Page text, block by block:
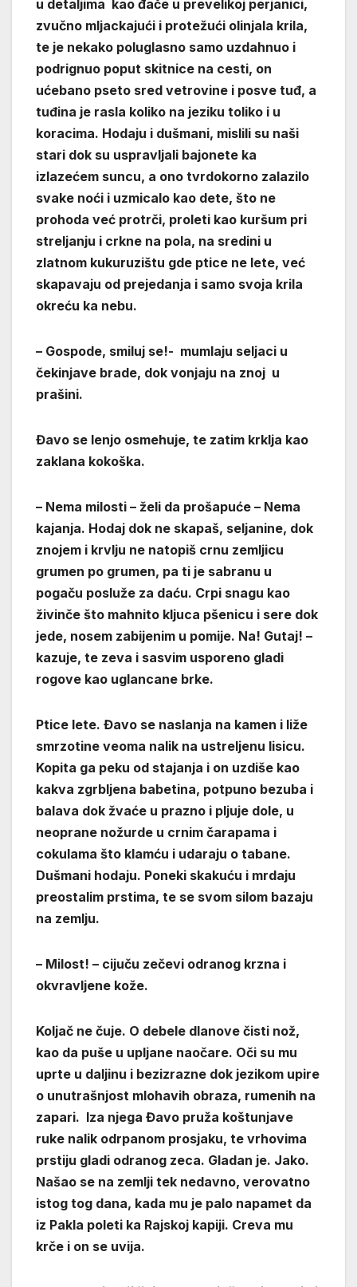
u detaljima kao đače u prevelikoj perjanici,
zvučno mljackajući i protežući olinjala krila,
te je nekako poluglasno samo uzdahnuo i
podrignuo poput skitnice na cesti, on
ućebano pseto sred vetrovine i posve tuđ, a
tuđina je rasla koliko na jeziku toliko i u
koracima. Hodaju i dušmani, mislili su naši
stari dok su uspravljali bajonete ka
izlazećem suncu, a ono tvrdokorno zalazilo
svake noći i uzmicalo kao dete, što ne
prohoda već protrči, proleti kao kuršum pri
streljanju i crkne na pola, na sredini u
zlatnom kukuruzištu gde ptice ne lete, već
skapavaju od prejedanja i samo svoja krila
okreću ka nebu.
– Gospode, smiluj se!- mumlaju seljaci u
čekinjave brade, dok vonjaju na znoj u
prašini.
Đavo se lenjo osmehuje, te zatim krklja kao
zaklana kokoška.
– Nema milosti – želi da prošapuće – Nema
kajanja. Hodaj dok ne skapaš, seljanine, dok
znojem i krvlju ne natopiš crnu zemljicu
grumen po grumen, pa ti je sabranu u
pogaču posluže za daću. Crpi snagu kao
živinče što mahnito kljuca pšenicu i sere dok
jede, nosem zabijenim u pomije. Na! Gutaj! –
kazuje, te zeva i sasvim usporeno gladi
rogove kao uglancane brke.
Ptice lete. Đavo se naslanja na kamen i liže
smrzotine veoma nalik na ustreljenu lisicu.
Kopita ga peku od stajanja i on uzdiše kao
kakva zgrbljena babetina, potpuno bezuba i
balava dok žvaće u prazno i pljuje dole, u
neoprane nožurde u crnim čarapama i
cokulama što klamću i udaraju o tabane.
Dušmani hodaju. Poneki skakuću i mrdaju
preostalim prstima, te se svom silom bazaju
na zemlju.
– Milost! – cijuču zečevi odranog krzna i
okvravljene kože.
Koljač ne čuje. O debele dlanove čisti nož,
kao da puše u upljane naočare. Oči su mu
uprte u daljinu i bezizrazne dok jezikom upire
o unutrašnjost mlohavih obraza, rumenih na
zapari. Iza njega Đavo pruža koštunjave
ruke nalik odrpanom prosjaku, te vrhovima
prstiju gladi odranog zeca. Gladan je. Jako.
Našao se na zemlji tek nedavno, verovatno
istog tog dana, kada mu je palo napamet da
iz Pakla poleti ka Rajskoj kapiji. Creva mu
krče i on se uvija.